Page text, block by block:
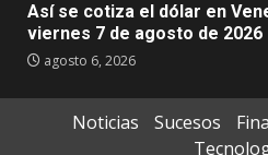
Así se cotiza el dólar en
viernes 7 de agosto de 2026
agosto 6, 2026
Noticias Sucesos